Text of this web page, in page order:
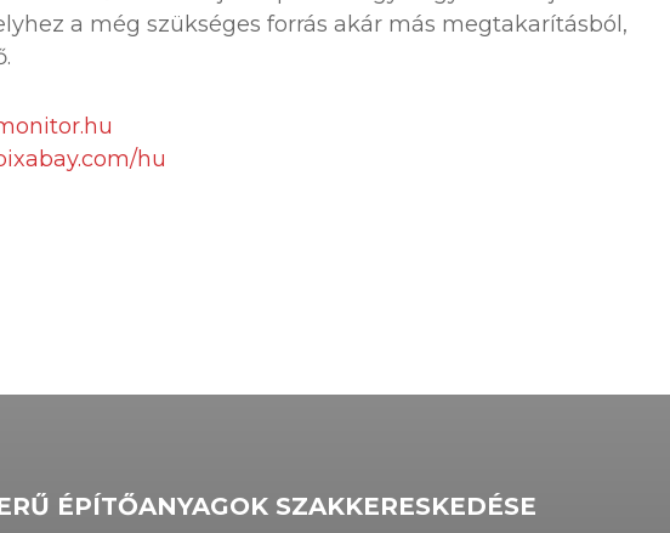
a még szükséges forrás akár más megtakarításból,
hu
ÉPÍTŐANYAGOK SZAKKERESKEDÉSE